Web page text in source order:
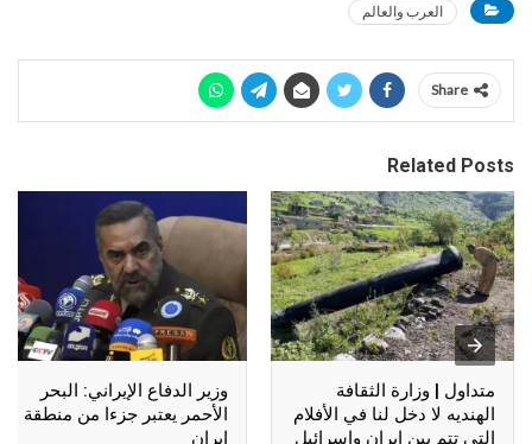
العرب والعالم
Share
Related Posts
متداول | وزارة الثقافة
الهنديه لا دخل لنا في الأفلام
التي تتم بين إيران وإسرائيل
وزير الدفاع الإيراني: البحر
الأحمر يعتبر جزءا من منطقة
إيران